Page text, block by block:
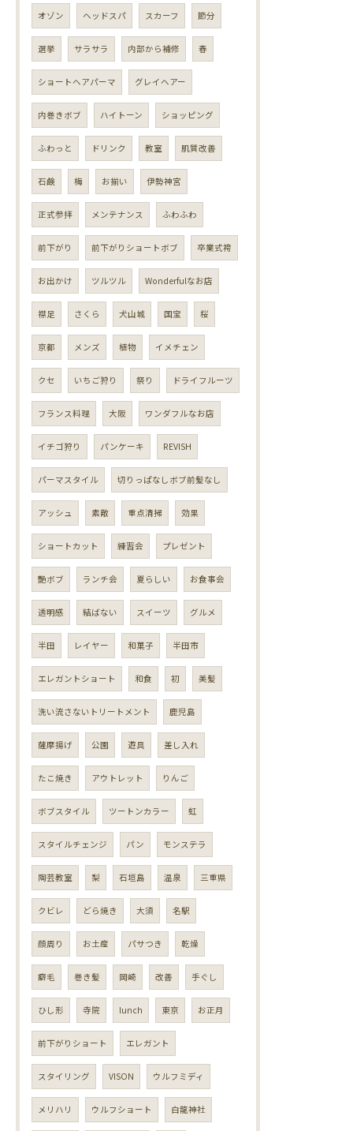
オゾン ヘッドスパ スカーフ 節分
選挙 サラサラ 内部から補修 春
ショートヘアパーマ グレイヘアー
内巻きボブ ハイトーン ショッピング
ふわっと ドリンク 教室 肌質改善
石鹸 梅 お揃い 伊勢神宮
正式参拝 メンテナンス ふわふわ
前下がり 前下がりショートボブ 卒業式袴
お出かけ ツルツル Wonderfulなお店
襟足 さくら 犬山城 国宝 桜
京都 メンズ 植物 イメチェン
クセ いちご狩り 祭り ドライフルーツ
フランス料理 大阪 ワンダフルなお店
イチゴ狩り パンケーキ REVISH
パーマスタイル 切りっぱなしボブ前髪なし
アッシュ 素敵 重点清掃 効果
ショートカット 練習会 プレゼント
艶ボブ ランチ会 夏らしい お食事会
透明感 結ばない スイーツ グルメ
半田 レイヤー 和菓子 半田市
エレガントショート 和食 初 美髪
洗い流さないトリートメント 鹿児島
薩摩揚げ 公園 遊具 差し入れ
たこ焼き アウトレット りんご
ボブスタイル ツートンカラー 虹
スタイルチェンジ パン モンステラ
陶芸教室 梨 石垣島 温泉 三重県
クビレ どら焼き 大須 名駅
顔周り お土産 パサつき 乾燥
癖毛 巻き髪 岡崎 改善 手ぐし
ひし形 寺院 lunch 東京 お正月
前下がりショート エレガント
スタイリング VISON ウルフミディ
メリハリ ウルフショート 白龍神社